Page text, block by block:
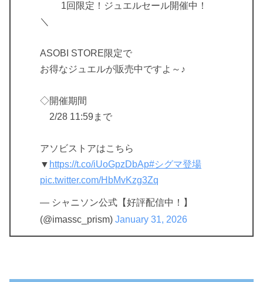
1回限定！ジュエルセール開催中！
＼
ASOBI STORE限定で
お得なジュエルが販売中ですよ～♪
◇開催期間
2/28 11:59まで
アソビストアはこちら
▼ https://t.co/iUoGpzDbAp#シグマ登場
pic.twitter.com/HbMvKzg3Zq
— シャニソン公式【好評配信中！】
(@imassc_prism) January 31, 2026